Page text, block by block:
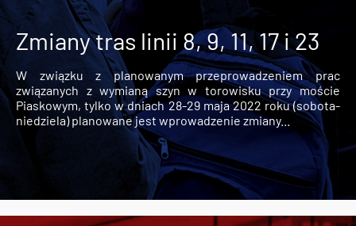
Zmiany tras linii 8, 9, 11, 17 i 23
W związku z planowanym przeprowadzeniem prac
związanych z wymianą szyn w torowisku przy moście
Piaskowym, tylko w dniach 28-29 maja 2022 roku (sobota-
niedziela) planowane jest wprowadzenie zmiany...